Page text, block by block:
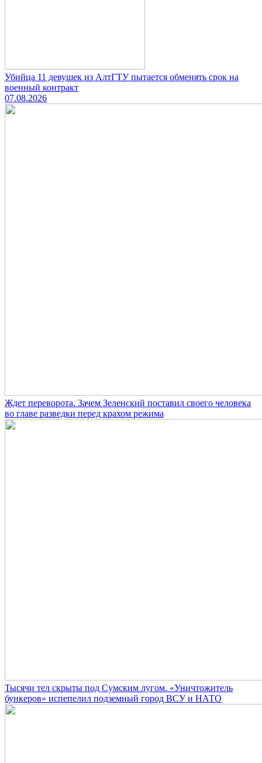
Убийца 11 девушек из АлтГТУ пытается обменять срок на
военный контракт
07.08.2026
Ждет переворота. Зачем Зеленский поставил своего человека
во главе разведки перед крахом режима
Тысячи тел скрыты под Сумским лугом. «Уничтожитель
бункеров» испепелил подземный город ВСУ и НАТО